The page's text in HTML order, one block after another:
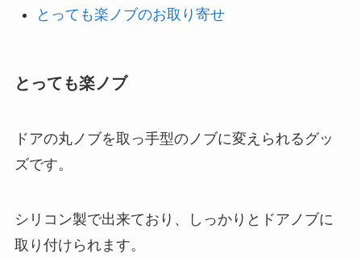
とっても楽ノブのお取り寄せ
とっても楽ノブ
ドアの丸ノブを取っ手型のノブに変えられるグッ
ズです。
シリコン製で出来ており、しっかりとドアノブに
取り付けられます。